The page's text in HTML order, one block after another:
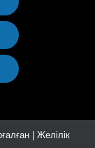
| Желілік